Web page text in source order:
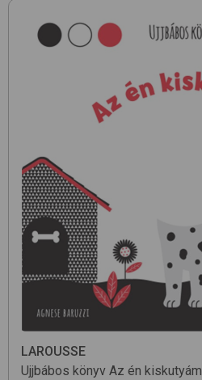
LAROUSSE
Ujjbábos könyv Az én kiskutyám